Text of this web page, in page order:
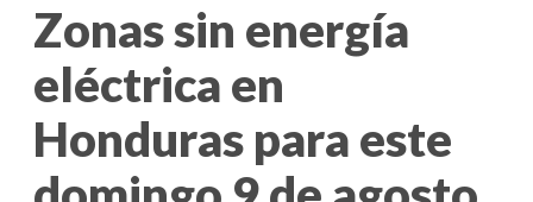
Zonas sin energía
eléctrica en
Honduras para este